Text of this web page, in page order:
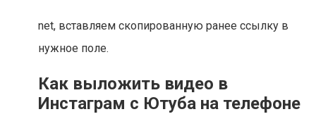
net, вставляем скопированную ранее ссылку в
нужное поле.
Как выложить видео в
Инстаграм с Ютуба на телефоне